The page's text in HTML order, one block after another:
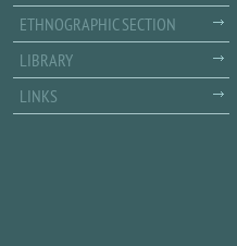
ETHNOGRAPHIC SECTION
LIBRARY
LINKS